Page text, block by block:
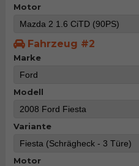
Motor
Fahrzeug #2
Marke
Modell
Variante
Motor